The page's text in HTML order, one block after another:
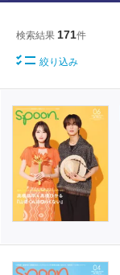
検索結果 171件
絞り込み